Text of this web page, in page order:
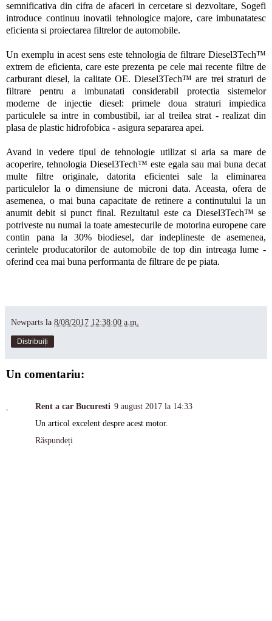
semnificativa din cifra de afaceri in cercetare si dezvoltare, Sogefi
introduce continuu inovatii tehnologice majore, care imbunatatesc
eficienta si proiectarea filtrelor de automobile.
Un exemplu in acest sens este tehnologia de filtrare Diesel3Tech™
extrem de eficienta, care este prezenta pe cele mai recente filtre de
carburant diesel, la calitate OE. Diesel3Tech™ are trei straturi de
filtrare pentru a imbunatati considerabil protectia sistemelor
moderne de injectie diesel: primele doua straturi impiedica
particulele sa intre in combustibil, iar al treilea strat - realizat din
plasa de plastic hidrofobica - asigura separarea apei.
Avand in vedere tipul de tehnologie utilizat si aria sa mare de
acoperire, tehnologia Diesel3Tech™ este egala sau mai buna decat
multe filtre originale, datorita eficientei sale la eliminarea
particulelor la o dimensiune de microni data. Aceasta, ofera de
asemenea, o mai buna capacitate de retinere a continutului la un
anumit debit si punct final. Rezultatul este ca Diesel3Tech™ se
potriveste nu numai la toate amestecurile de motorina europene care
contin pana la 30% biodiesel, dar indeplineste de asemenea,
cerintele producatorilor de automobile de top din intreaga lume -
oferind cea mai buna performanta de filtrare de pe piata.
Newparts la 8/08/2017 12:38:00 a.m.
Distribuiți
Un comentariu:
Rent a car Bucuresti 9 august 2017 la 14:33
Un articol excelent despre acest motor.
Răspundeți